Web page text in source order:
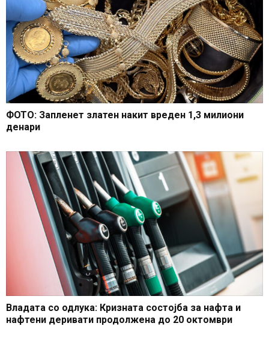
ФОТО: Запленет златен накит вреден 1,3 милиони
денари
Владата со одлука: Кризната состојба за нафта и
нафтени деривати продолжена до 20 октомври